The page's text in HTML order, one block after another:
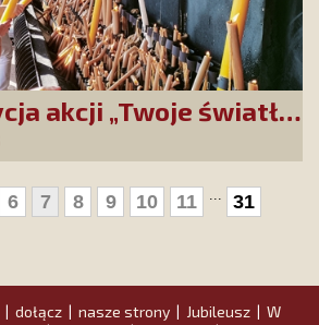
akcji „Twoje światło
6 7 8 9 10 11 31
dołącz nasze strony Jubileusz
W